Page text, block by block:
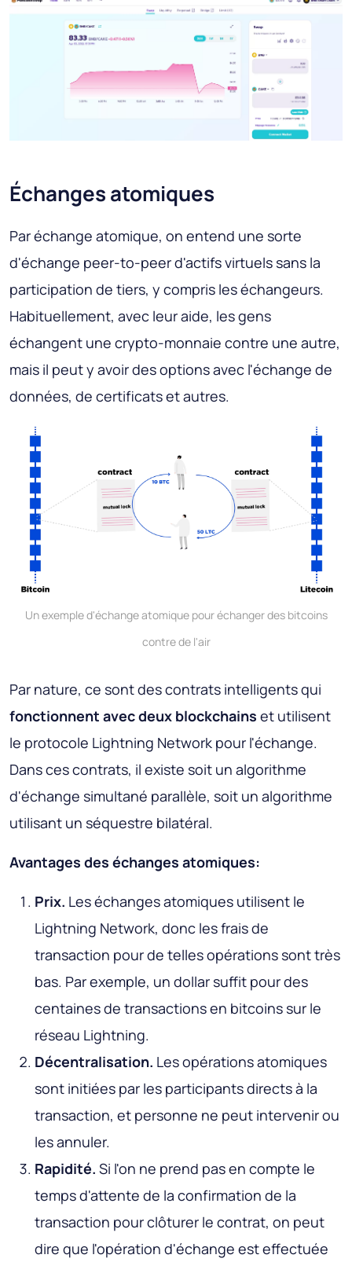
Échanges atomiques
Par échange atomique, on entend une sorte
d'échange peer-to-peer d'actifs virtuels sans la
participation de tiers, y compris les échangeurs.
Habituellement, avec leur aide, les gens
échangent une crypto-monnaie contre une autre,
mais il peut y avoir des options avec l'échange de
données, de certificats et autres.
Un exemple d'échange atomique pour échanger des bitcoins
contre de l'air
Par nature, ce sont des contrats intelligents qui
fonctionnent avec deux blockchains et utilisent
le protocole Lightning Network pour l'échange.
Dans ces contrats, il existe soit un algorithme
d'échange simultané parallèle, soit un algorithme
utilisant un séquestre bilatéral.
Avantages des échanges atomiques:
Prix. Les échanges atomiques utilisent le
Lightning Network, donc les frais de
transaction pour de telles opérations sont très
bas. Par exemple, un dollar suffit pour des
centaines de transactions en bitcoins sur le
réseau Lightning.
Décentralisation. Les opérations atomiques
sont initiées par les participants directs à la
transaction, et personne ne peut intervenir ou
les annuler.
Rapidité. Si l'on ne prend pas en compte le
temps d'attente de la confirmation de la
transaction pour clôturer le contrat, on peut
dire que l'opération d'échange est effectuée